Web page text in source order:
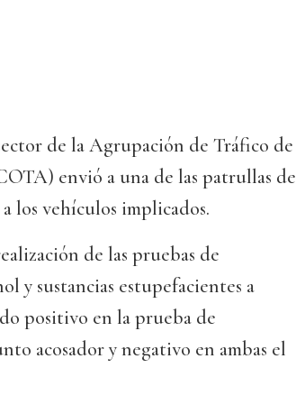
de la Agrupación de Tráfico de
envió a una de las patrullas de
los vehículos implicados.
de las pruebas de
y sustancias estupefacientes a
positivo en la prueba de
acosador y negativo en ambas el